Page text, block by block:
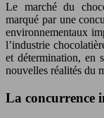
Le marché du
marqué par une
environnementaux
l’industrie
et détermination, en
nouvelles réalités du
La concurrence